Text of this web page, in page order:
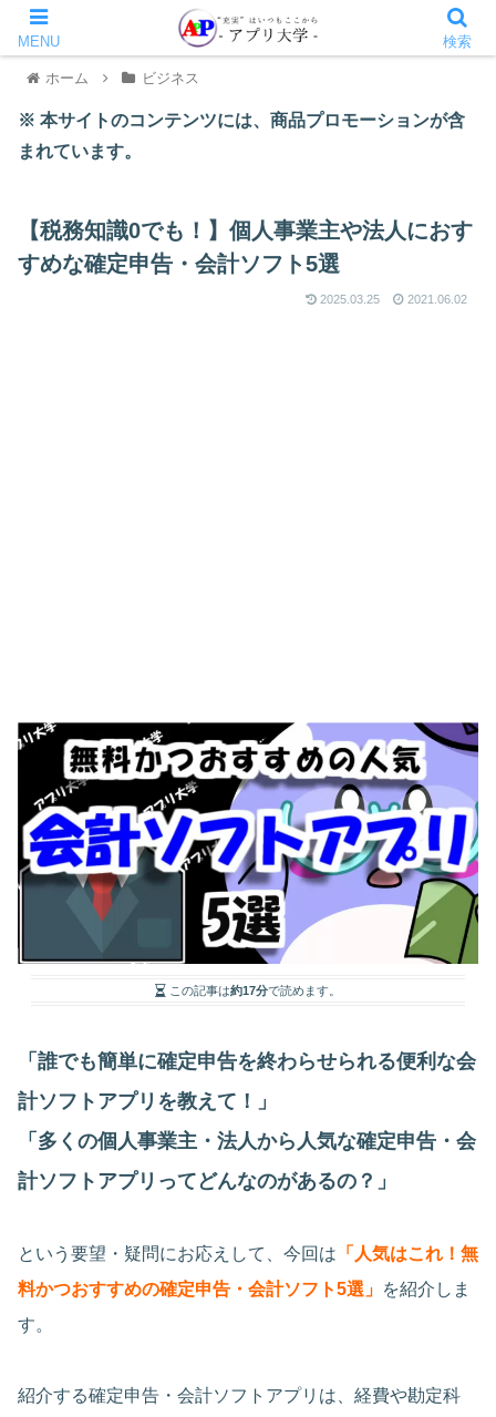
ホーム ビジネス
※ 本サイトのコンテンツには、商品プロモーションが含
まれています。
【税務知識0でも！】個人事業主や法人におす
すめな確定申告・会計ソフト5選
2025.03.25 2021.06.02
この記事は約17分で読めます。
「誰でも簡単に確定申告を終わらせられる便利な会
計ソフトアプリを教えて！」
「多くの個人事業主・法人から人気な確定申告・会
計ソフトアプリってどんなのがあるの？」
という要望・疑問にお応えして、今回は 「人気はこれ！無
料かつおすすめの確定申告・会計ソフト5選」 を紹介しま
す。
紹介する確定申告・会計ソフトアプリは、経費や勘定科
MENU 検索